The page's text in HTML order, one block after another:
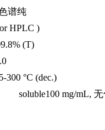
纯
)
(T)
(dec.)
mg/mL, 无